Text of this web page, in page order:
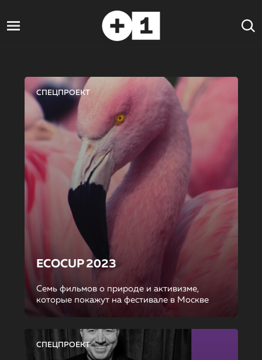
СПЕЦПРОЕКТ
ECOCUP 2023
Семь фильмов о природе и активизме,
которые покажут на фестивале в Москве
СПЕЦПРОЕКТ